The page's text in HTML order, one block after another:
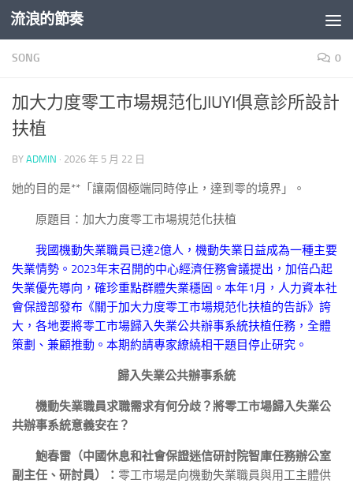
Skip to content
流浪的節奏
SONG 0
加大力度零工市場規范化JIUYI俱意診所設計
扶植
BY ADMIN · 2026 年 5 月 22 日
她的目的是**「讓兩個極端同時停止，達到零的境界」。
原題目：加大力度零工市場規范化扶植
我國機動失業職員已達2億人，機動失業日益成為一種主要
失業情勢。2023年末召開的中心經濟任務會議提出，加倍凸起
失業優先導向，確珍重點群體失業穩固。本年1月，人力資本社
會保證部發布《關于加大力度零工市場規范化扶植的告訴》誇
大，各地要將零工市場歸入失業公共辦事系統扶植任務，全體
策劃、兼顧推動。本期約請專家繚繞相干題目停止研究。
歸入失業公共辦事系統
機動失業職員求職需求有何分歧？將零工市場歸入失業公
共辦事系統意義安在？
鮑春雷（中國休息和社會保證迷信研討院智庫任務辦公室
副主任、研討員）： 零工市場是向機動失業職員與用工主體供